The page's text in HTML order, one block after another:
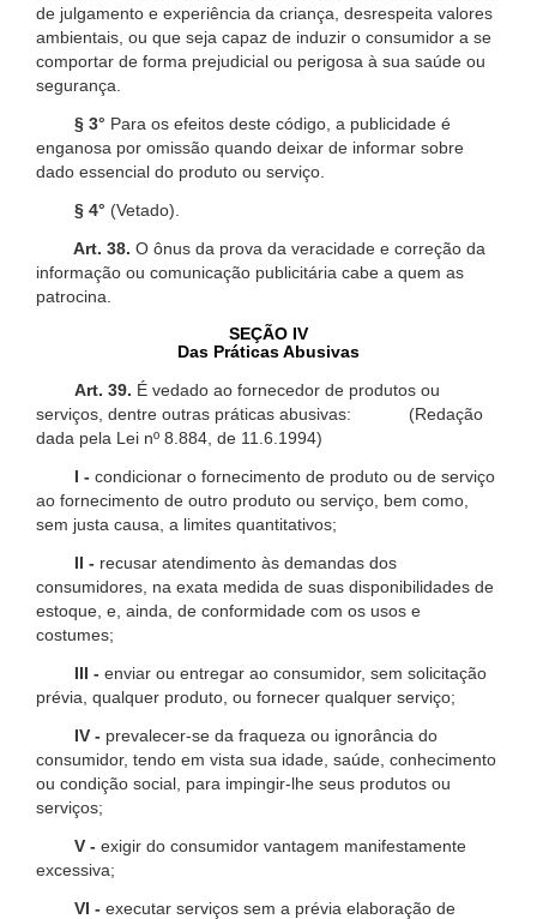
de julgamento e experiência da criança, desrespeita valores
ambientais, ou que seja capaz de induzir o consumidor a se
comportar de forma prejudicial ou perigosa à sua saúde ou
segurança.
§ 3° Para os efeitos deste código, a publicidade é
enganosa por omissão quando deixar de informar sobre
dado essencial do produto ou serviço.
§ 4° (Vetado).
Art. 38. O ônus da prova da veracidade e correção da
informação ou comunicação publicitária cabe a quem as
patrocina.
SEÇÃO IV
Das Práticas Abusivas
Art. 39. É vedado ao fornecedor de produtos ou
serviços, dentre outras práticas abusivas: (Redação
dada pela Lei nº 8.884, de 11.6.1994)
I - condicionar o fornecimento de produto ou de serviço
ao fornecimento de outro produto ou serviço, bem como,
sem justa causa, a limites quantitativos;
II - recusar atendimento às demandas dos
consumidores, na exata medida de suas disponibilidades de
estoque, e, ainda, de conformidade com os usos e
costumes;
III - enviar ou entregar ao consumidor, sem solicitação
prévia, qualquer produto, ou fornecer qualquer serviço;
IV - prevalecer-se da fraqueza ou ignorância do
consumidor, tendo em vista sua idade, saúde, conhecimento
ou condição social, para impingir-lhe seus produtos ou
serviços;
V - exigir do consumidor vantagem manifestamente
excessiva;
VI - executar serviços sem a prévia elaboração de